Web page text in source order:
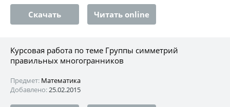
Скачать Читать online
Курсовая работа по теме Группы симметрий
правильных многогранников
Предмет: Математика
Добавлено:25.02.2015